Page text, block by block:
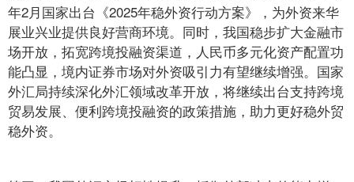
年2月国家出台《2025年稳外资行动方案》，为外资来华
展业兴业提供良好营商环境。同时，我国稳步扩大金融市
场开放，拓宽跨境投融资渠道，人民币多元化资产配置功
能凸显，境内证券市场对外资吸引力有望继续增强。国家
外汇局持续深化外汇领域改革开放，将继续出台支持跨境
贸易发展、便利跨境投融资的政策措施，助力更好稳外贸
稳外资。